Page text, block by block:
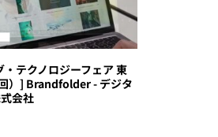
テクノロジーフェア 東
）] Brandfolder - デジタ
会社